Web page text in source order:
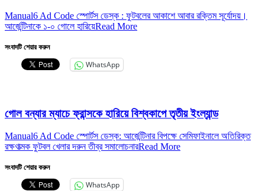
Manual6 Ad Code স্পোর্টস ডেস্ক : ফুটবলের আকাশে আবার রক্তিম সূর্যোদয়।
আর্জেন্টিনাকে ১-০ গোলে হারিয়েRead More
সংবাদটি শেয়ার করুন
WhatsApp
গোল বন্যার ম্যাচে ফ্রান্সকে হারিয়ে বিশ্বকাপে তৃতীয় ইংল্যান্ড
Manual6 Ad Code স্পোর্টস ডেস্ক: আর্জেন্টিনার বিপক্ষে সেমিফাইনালে অতিরিক্ত
রক্ষণাত্মক ফুটবল খেলার দরুন তীব্র সমালোচনারRead More
সংবাদটি শেয়ার করুন
WhatsApp